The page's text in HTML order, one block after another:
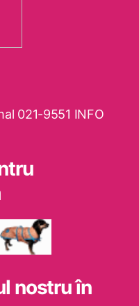
021-9551 INFO
nostru în